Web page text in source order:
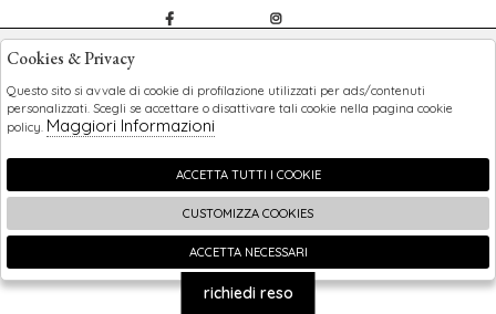
SHOPPING
EXTRA
🍪
richiedi reso
Cookies & Privacy
Questo sito si avvale di cookie di profilazione utilizzati per ads/contenuti
personalizzati. Scegli se accettare o disattivare tali cookie nella pagina cookie
policy. Maggiori Informazioni
ACCETTA TUTTI I COOKIE
CUSTOMIZZA COOKIES
ACCETTA NECESSARI